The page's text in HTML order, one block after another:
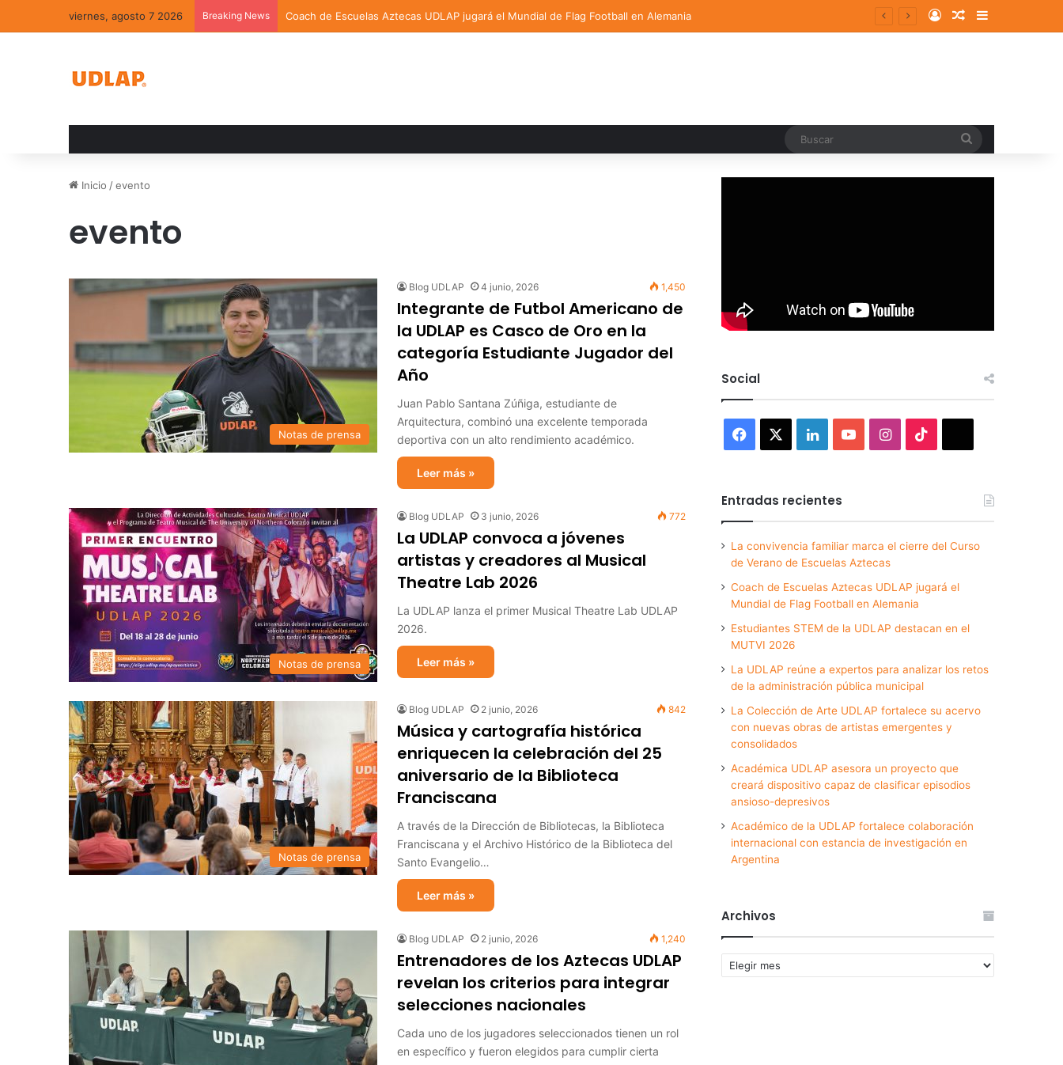
viernes, agosto 7 2026 Breaking News Coach de Escuelas Aztecas UDLAP jugará el Mundial de Flag Football en Alemania Log InRandom Article
Sidebar
Inicio /evento
evento
Notas de prensa
Blog UDLAP 4 junio, 2026 1,450
Integrante de Futbol Americano de
la UDLAP es Casco de Oro en la
categoría Estudiante Jugador del
Año
Juan Pablo Santana Zúñiga, estudiante de
Arquitectura, combinó una excelente temporada
deportiva con un alto rendimiento académico.
Leer más »
Notas de prensa
Blog UDLAP 3 junio, 2026 772
La UDLAP convoca a jóvenes
artistas y creadores al Musical
Theatre Lab 2026
La UDLAP lanza el primer Musical Theatre Lab UDLAP
2026.
Leer más »
Notas de prensa
Blog UDLAP 2 junio, 2026 842
Música y cartografía histórica
enriquecen la celebración del 25
aniversario de la Biblioteca
Franciscana
A través de la Dirección de Bibliotecas, la Biblioteca
Franciscana y el Archivo Histórico de la Biblioteca del
Santo Evangelio…
Leer más »
Blog UDLAP 2 junio, 2026 1,240
Entrenadores de los Aztecas UDLAP
revelan los criterios para integrar
selecciones nacionales
Cada uno de los jugadores seleccionados tienen un rol
en específico y fueron elegidos para cumplir cierta
Social
Facebook LinkedInYouTubeInstagram
Entradas recientes
La convivencia familiar marca el cierre del Curso
de Verano de Escuelas Aztecas
Coach de Escuelas Aztecas UDLAP jugará el
Mundial de Flag Football en Alemania
Estudiantes STEM de la UDLAP destacan en el
MUTVI 2026
La UDLAP reúne a expertos para analizar los retos
de la administración pública municipal
La Colección de Arte UDLAP fortalece su acervo
con nuevas obras de artistas emergentes y
consolidados
Académica UDLAP asesora un proyecto que
creará dispositivo capaz de clasificar episodios
ansioso-depresivos
Académico de la UDLAP fortalece colaboración
internacional con estancia de investigación en
Argentina
Archivos
Archivos